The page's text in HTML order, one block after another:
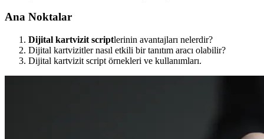
Ana Noktalar
Dijital kartvizit scriptlerinin avantajları nelerdir?
Dijital kartvizitler nasıl etkili bir tanıtım aracı olabilir?
Dijital kartvizit script örnekleri ve kullanımları.